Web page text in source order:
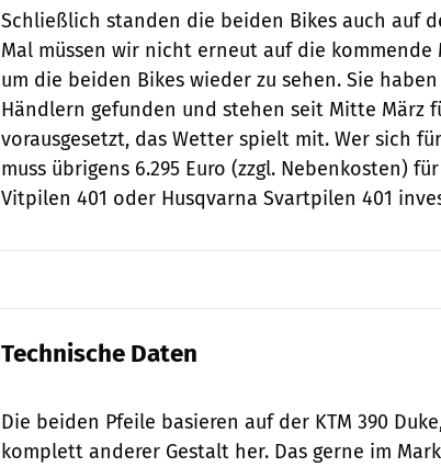
Schließlich standen die beiden Bikes auch auf
Mal müssen wir nicht erneut auf die kommende
um die beiden Bikes wieder zu sehen. Sie
Händlern gefunden und stehen seit Mitte März
vorausgesetzt, das Wetter spielt mit. Wer sich
muss übrigens 6.295 Euro (zzgl. Nebenkosten)
Vitpilen 401 oder Husqvarna Svartpilen 401
Technische Daten
Die beiden Pfeile basieren auf der KTM 390
komplett anderer Gestalt her. Das gerne im